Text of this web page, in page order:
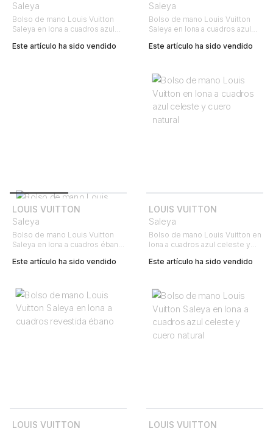
Saleya
Bolso de mano Louis Vuitton
Saleya en lona a cuadros azul
Este artículo ha sido vendido
Saleya
Bolso de mano Louis Vuitton
Saleya en lona a cuadros azul
Este artículo ha sido vendido
LOUIS VUITTON
Saleya
Bolso de mano Louis Vuitton
Saleya en lona a cuadros ébano
Este artículo ha sido vendido
LOUIS VUITTON
Saleya
Bolso de mano Louis Vuitton en
lona a cuadros azul celeste y
Este artículo ha sido vendido
LOUIS VUITTON
LOUIS VUITTON